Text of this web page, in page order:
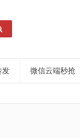
发 微信云端秒抢